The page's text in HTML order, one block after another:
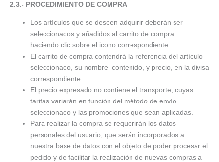
2.3.- PROCEDIMIENTO DE COMPRA
Los artículos que se deseen adquirir deberán ser
seleccionados y añadidos al carrito de compra
haciendo clic sobre el icono correspondiente.
El carrito de compra contendrá la referencia del artículo
seleccionado, su nombre, contenido, y precio, en la divisa
correspondiente.
El precio expresado no contiene el transporte, cuyas
tarifas variarán en función del método de envío
seleccionado y las promociones que sean aplicadas.
Para realizar la compra se requerirán los datos
personales del usuario, que serán incorporados a
nuestra base de datos con el objeto de poder procesar el
pedido y de facilitar la realización de nuevas compras a